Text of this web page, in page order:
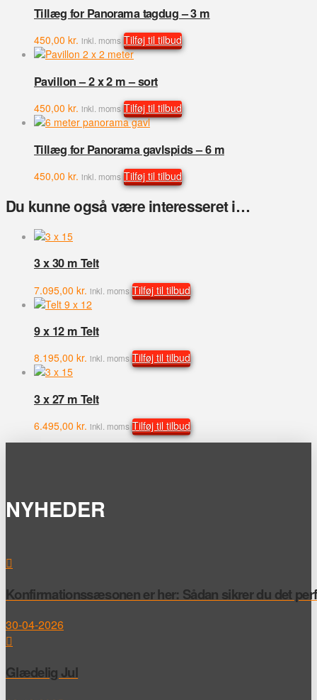
Tillæg for Panorama tagdug – 3 m
450,00 kr. inkl. moms Tilføj til tilbud
Pavillon – 2 x 2 m – sort
450,00 kr. inkl. moms Tilføj til tilbud
Tillæg for Panorama gavlspids – 6 m
450,00 kr. inkl. moms Tilføj til tilbud
Du kunne også være interesseret i…
3 x 30 m Telt
7.095,00 kr. inkl. moms Tilføj til tilbud
9 x 12 m Telt
8.195,00 kr. inkl. moms Tilføj til tilbud
3 x 27 m Telt
6.495,00 kr. inkl. moms Tilføj til tilbud
NYHEDER
Konfirmationssæsonen er her: Sådan sikrer du det
30-04-2026
Glædelig Jul